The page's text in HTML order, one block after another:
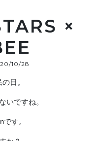
×
10/28
日。
いですね。
す。